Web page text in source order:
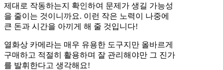
제대로 작동하는지 확인하여 문제가 생길 가능성
을 줄이는 것이니까요. 이런 작은 노력이 나중에
큰 돈과 시간을 아끼게 해 줄 것입니다!
열화상 카메라는 매우 유용한 도구지만 올바르게
구매하고 적절히 활용하며 잘 관리해야만 그 진가
를 발휘한다고 생각해요!